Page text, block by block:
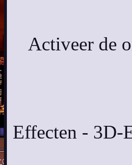
Activeer de
Effecten - 3D-